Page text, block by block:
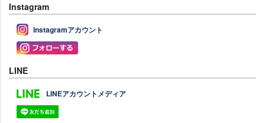
Instagram
Instagramアカウント
LINE
LINEアカウントメディア